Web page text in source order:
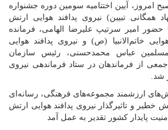
امروز، آیین اختتامیه سومین دوره جشنواره
تبیین) نیروی پدافند هوایی ارتش
حضور امیر سرتیپ علیرضا الهامی، فرمانده
خاتم‌الانبیا (ص) و نیروی پدافند هوایی
عباس محمدحسنی، رئیس سازمان
از فرماندهان در ستاد فرماندهی نیروی
شد.
ارزشمند مجموعه‌های فرهنگی، رسانه‌ای
خطیر و تاثیرگذار نیروی پدافند هوایی ارتش
پایدار کشور تقدیر به عمل آمد